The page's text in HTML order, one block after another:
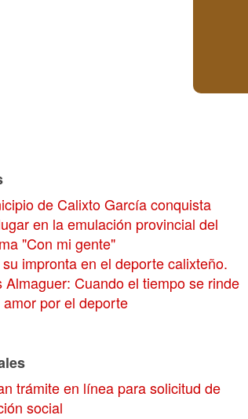
de Calixto García conquista
en la emulación provincial del
"Con mi gente"
impronta en el deporte calixteño.
Almaguer: Cuando el tiempo se rinde
por el deporte
trámite en línea para solicitud de
social